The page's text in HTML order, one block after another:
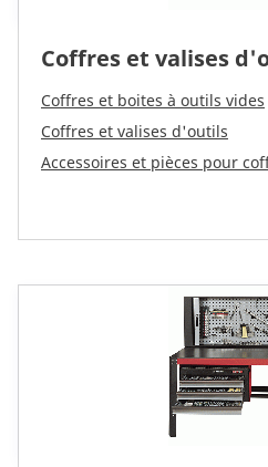
Coffres et valises
Coffres et boites à outils vides
Coffres et valises d'outils
Accessoires et pièces pour